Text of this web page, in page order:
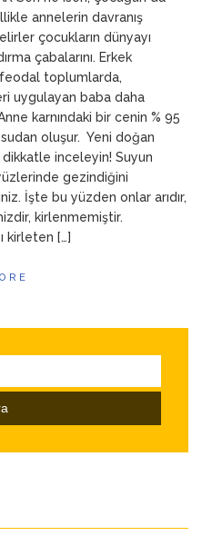
annelerin davranış
çocukların dünyayı
çabalarını. Erkek
toplumlarda,
uygulayan baba daha
karnındaki bir cenin % 95
oluşur. Yeni doğan
inceleyin! Suyun
yüzlerinde gezindiğini
İşte bu yüzden onlar arıdır,
kirlenmemiştir.
kirleten […]